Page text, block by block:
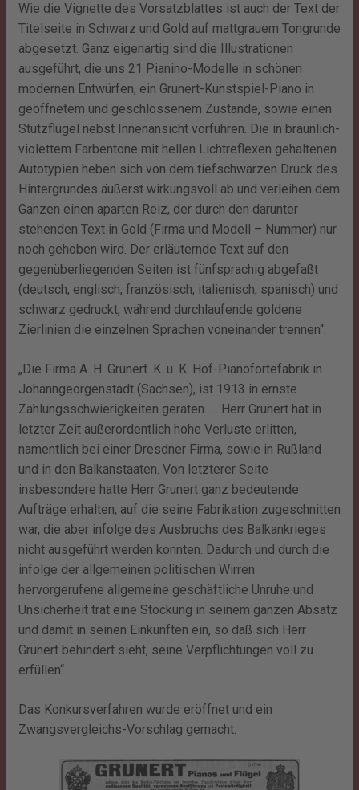
Wie die Vignette des Vorsatzblattes ist auch der Text der
Titelseite in Schwarz und Gold auf mattgrauem Tongrunde
abgesetzt. Ganz eigenartig sind die Illustrationen
ausgeführt, die uns 21 Pianino-Modelle in schönen
modernen Entwürfen, ein Grunert-Kunstspiel-Piano in
geöffnetem und geschlossenem Zustande, sowie einen
Stutzflügel nebst Innenansicht vorführen. Die in bräunlich-
violettem Farbentone mit hellen Lichtreflexen gehaltenen
Autotypien heben sich von dem tiefschwarzen Druck des
Hintergrundes äußerst wirkungsvoll ab und verleihen dem
Ganzen einen aparten Reiz, der durch den darunter
stehenden Text in Gold (Firma und Modell – Nummer) nur
noch gehoben wird. Der erläuternde Text auf den
gegenüberliegenden Seiten ist fünfsprachig abgefaßt
(deutsch, englisch, französisch, italienisch, spanisch) und
schwarz gedruckt, während durchlaufende goldene
Zierlinien die einzelnen Sprachen voneinander trennen“.
„Die Firma A. H. Grunert. K. u. K. Hof-Pianofortefabrik in
Johanngeorgenstadt (Sachsen), ist 1913 in ernste
Zahlungsschwierigkeiten geraten. … Herr Grunert hat in
letzter Zeit außerordentlich hohe Verluste erlitten,
namentlich bei einer Dresdner Firma, sowie in Rußland
und in den Balkanstaaten. Von letzterer Seite
insbesondere hatte Herr Grunert ganz bedeutende
Aufträge erhalten, auf die seine Fabrikation zugeschnitten
war, die aber infolge des Ausbruchs des Balkankrieges
nicht ausgeführt werden konnten. Dadurch und durch die
infolge der allgemeinen politischen Wirren
hervorgerufene allgemeine geschäftliche Unruhe und
Unsicherheit trat eine Stockung in seinem ganzen Absatz
und damit in seinen Einkünften ein, so daß sich Herr
Grunert behindert sieht, seine Verpflichtungen voll zu
erfüllen“.
Das Konkursverfahren wurde eröffnet und ein
Zwangsvergleichs-Vorschlag gemacht.